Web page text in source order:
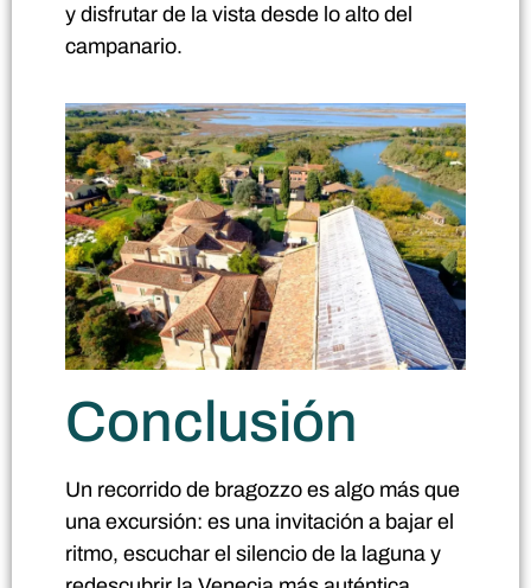
y disfrutar de la vista desde lo alto del
campanario.
Conclusión
Un recorrido de bragozzo es algo más que
una excursión: es una invitación a bajar el
ritmo, escuchar el silencio de la laguna y